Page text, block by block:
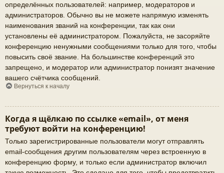
определённых пользователей: например, модераторов и
администраторов. Обычно вы не можете напрямую изменять
наименования званий на конференции, так как они
установлены её администратором. Пожалуйста, не засоряйте
конференцию ненужными сообщениями только для того, чтобы
повысить своё звание. На большинстве конференций это
запрещено, и модератор или администратор понизят значение
вашего счётчика сообщений.
Вернуться к началу
Когда я щёлкаю по ссылке «email», от меня
требуют войти на конференцию!
Только зарегистрированные пользователи могут отправлять
email-сообщения другим пользователям через встроенную в
конференцию форму, и только если администратор включил